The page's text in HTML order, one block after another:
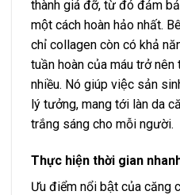
thành giá đỡ, từ đó đảm
một cách hoàn hảo nhất.
chỉ collagen còn có khả
tuần hoàn của máu trở
nhiều. Nó giúp việc sản
lý tưởng, mang tới làn da
trắng sáng cho mỗi người.
Thực hiện thời gian
Ưu điểm nổi bật của căng